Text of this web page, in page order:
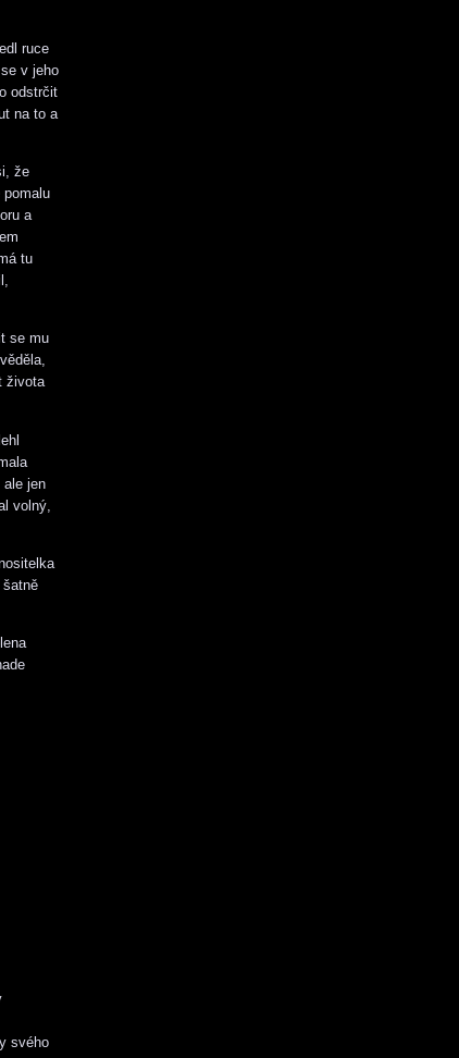
ruce
v jeho
odstrčit
na to a
že
a
tu
se mu
života
ale jen
volný,
svého